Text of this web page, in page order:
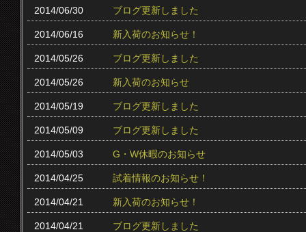
2014/06/30 ブログ更新しました
2014/06/16 新入荷のお知らせ！
2014/05/26 ブログ更新しました
2014/05/26 新入荷のお知らせ
2014/05/19 ブログ更新しました
2014/05/09 ブログ更新しました
2014/05/03 G・W休暇のお知らせ
2014/04/25 試着情報のお知らせ！
2014/04/21 新入荷のお知らせ！
2014/04/21 ブログ更新しました